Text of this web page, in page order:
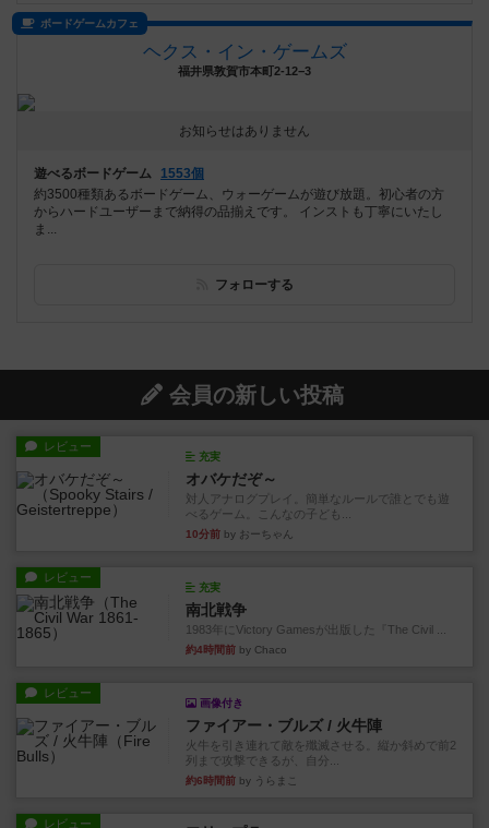
ボードゲームカフェ
ヘクス・イン・ゲームズ
福井県敦賀市本町2-12−3
お知らせはありません
遊べるボードゲーム
1553個
約3500種類あるボードゲーム、ウォーゲームが遊び放題。初心者の方
からハードユーザーまで納得の品揃えです。 インストも丁寧にいたし
ま...
フォローする
会員の新しい投稿
レビュー
充実
オバケだぞ～
対人アナログプレイ。簡単なルールで誰とでも遊
べるゲーム。こんなの子ども...
10分前 by おーちゃん
レビュー
充実
南北戦争
1983年にVictory Gamesが出版した『The Civil ...
約4時間前 by Chaco
レビュー
画像付き
ファイアー・ブルズ / 火牛陣
火牛を引き連れて敵を殲滅させる。縦か斜めで前2
列まで攻撃できるが、自分...
約6時間前 by うらまこ
レビュー